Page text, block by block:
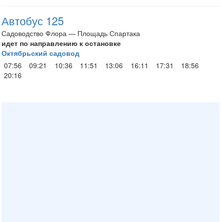
Автобус 125
Садоводство Флора — Площадь Спартака
идет по направлению к остановке
Октябрьский садовод
07:56
09:21 10:36 11:51 13:06 16:11 17:31
18:56
20:16